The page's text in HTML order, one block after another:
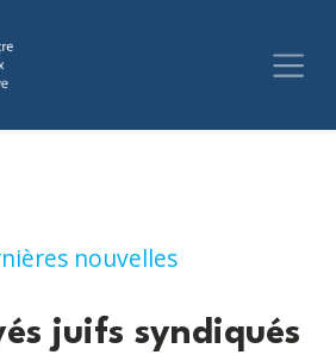
nouvelles
syndiqués assignent
juifs syndiqués